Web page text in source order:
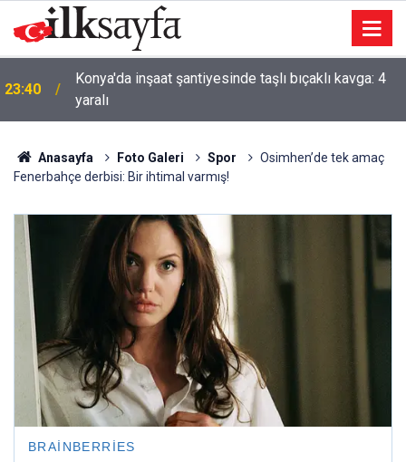
23:40
Konya'da inşaat şantiyesinde taşlı bıçaklı kavga: 4
yaralı
Anasayfa Foto Galeri Spor
Osimhen’de tek amaç
Fenerbahçe derbisi: Bir ihtimal varmış!